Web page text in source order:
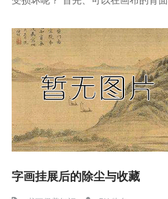
字画挂展后的除尘与收藏